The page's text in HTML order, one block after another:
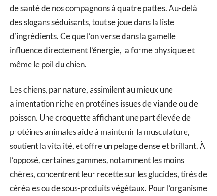
de santé de nos compagnons à quatre pattes. Au-delà
des slogans séduisants, tout se joue dans la liste
d’ingrédients. Ce que l’on verse dans la gamelle
influence directement l’énergie, la forme physique et
même le poil du chien.
Les chiens, par nature, assimilent au mieux une
alimentation riche en protéines issues de viande ou de
poisson. Une croquette affichant une part élevée de
protéines animales aide à maintenir la musculature,
soutient la vitalité, et offre un pelage dense et brillant. À
l’opposé, certaines gammes, notamment les moins
chères, concentrent leur recette sur les glucides, tirés de
céréales ou de sous-produits végétaux. Pour l’organisme